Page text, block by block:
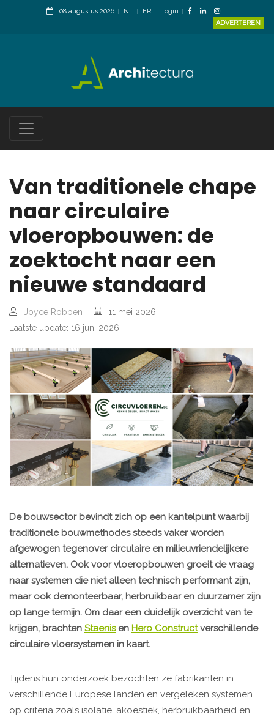
08 augustus 2026 NL FR
Login
ADVERTEREN
Van traditionele chape
naar circulaire
vloeropbouwen: de
zoektocht naar een
nieuwe standaard
Joyce Robben
11 mei 2026
Laatste update: 16 juni 2026
De bouwsector bevindt zich op een kantelpunt waarbij
traditionele bouwmethodes steeds vaker worden
afgewogen tegenover circulaire en milieuvriendelijkere
alternatieven. Ook voor vloeropbouwen groeit de vraag
naar systemen die niet alleen technisch performant zijn,
maar ook demonteerbaar, herbruikbaar en duurzamer zijn
op lange termijn. Om daar een duidelijk overzicht van te
krijgen, brachten Staenisen Hero Constructverschillende
circulaire vloersystemen in kaart.
Tijdens hun onderzoek bezochten ze fabrikanten in
verschillende Europese landen en vergeleken systemen
op criteria zoals isolatie, akoestiek, herbruikbaarheid en